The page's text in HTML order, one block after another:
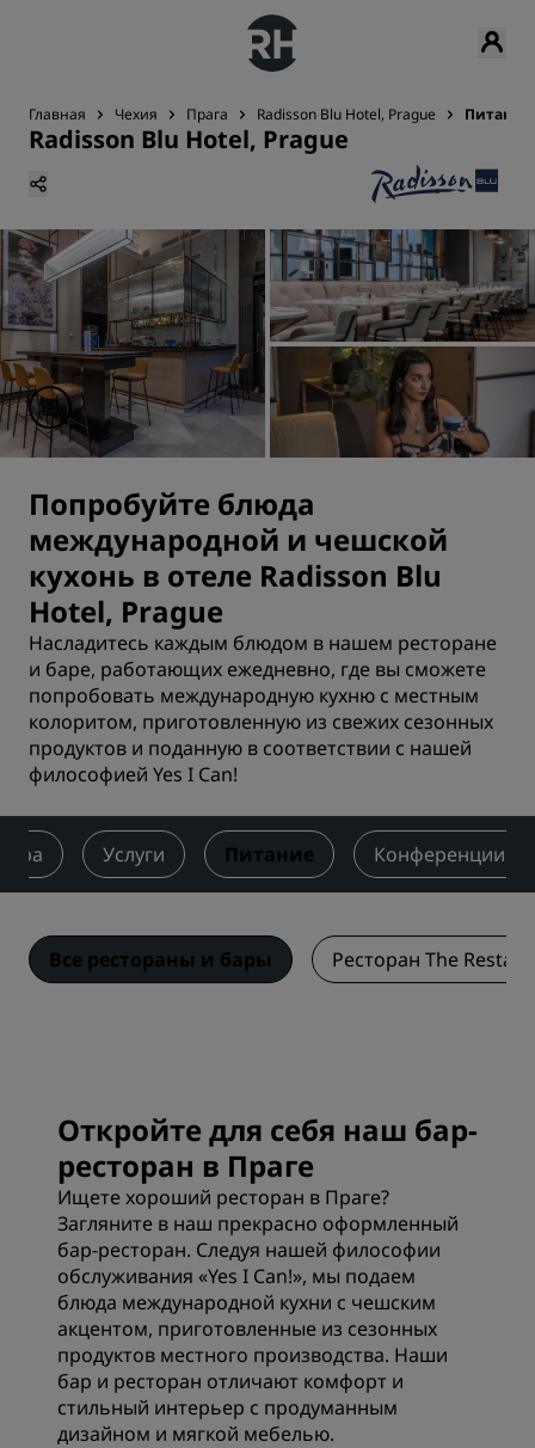
Главная Чехия Прага Radisson Blu Hotel, Prague Питание
Radisson Blu Hotel, Prague
Попробуйте блюда
международной и чешской
кухонь в отеле Radisson Blu
Hotel, Prague
Насладитесь каждым блюдом в нашем ресторане
и баре, работающих ежедневно, где вы сможете
попробовать международную кухню с местным
колоритом, приготовленную из свежих сезонных
продуктов и поданную в соответствии с нашей
философией Yes I Can!
Услуги Питание Конференции и
Все рестораны и бары Ресторан The
Откройте для себя наш бар-
ресторан в Праге
Ищете хороший ресторан в Праге?
Загляните в наш прекрасно оформленный
бар-ресторан. Следуя нашей философии
обслуживания «Yes I Can!», мы подаем
блюда международной кухни с чешским
акцентом, приготовленные из сезонных
продуктов местного производства. Наши
бар и ресторан отличают комфорт и
стильный интерьер с продуманным
дизайном и мягкой мебелью.